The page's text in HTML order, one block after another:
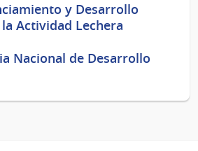
y Desarrollo
Actividad Lechera
Nacional de Desarrollo